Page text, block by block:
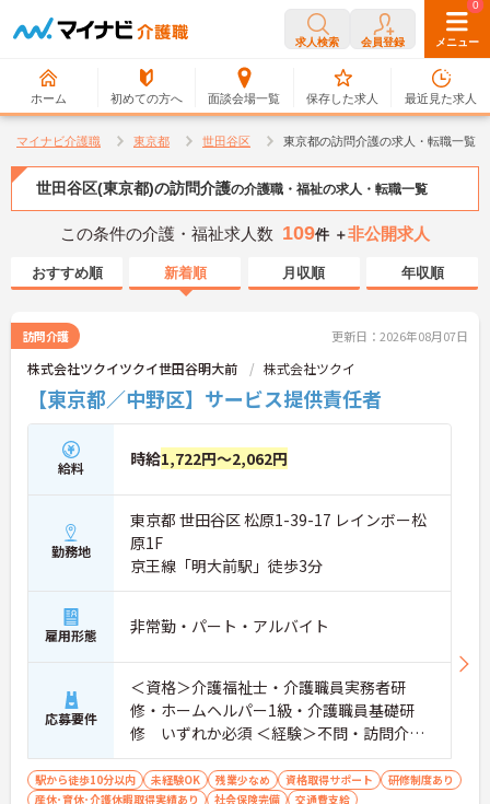
求人検索 会員登録 メニュー
ホーム 初めての方へ 面談会場一覧
0
保存した求人
0
最近見た求人
マイナビ介護職 東京都 世田谷区 東京都の訪問介護の求人・転職一覧
世田谷区(東京都)の訪問介護の介護職・福祉の求人・転職一覧
この条件の介護・福祉求人数 109件 ＋非公開求人
おすすめ順 新着順 月収順 年収順
訪問介護 更新日：2026年08月07日
株式会社ツクイツクイ世田谷明大前 株式会社ツクイ
【東京都／中野区】サービス提供責任者
給料 時給1,722円～2,062円
勤務地
東京都 世田谷区 松原1-39-17 レインボー松
原1F
京王線「明大前駅」徒歩3分
雇用形態 非常勤・パート・アルバイト
応募要件
＜資格＞介護福祉士・介護職員実務者研
修・ホームヘルパー1級・介護職員基礎研
修 いずれか必須 ＜経験＞不問・訪問介護
の実務経験歓迎
駅から徒歩10分以内 未経験OK 残業少なめ 資格取得サポート
研修制度あり
産休･育休･介護休暇取得実績あり
社会保険完備 交通費支給